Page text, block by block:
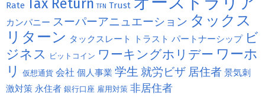
Rate Tax Return TFN Trust
カンパニー スーパーアニュエーション タックス
リターン タックスレート トラスト パートナーシップ ビ
ジネス
ビットコイン ワーキングホリデー ワーホ
リ
仮想通貨 会社 個人事業 学生 就労ビザ 居住者 景気刺
激対策 永住者 銀行口座 雇用対策 非居住者